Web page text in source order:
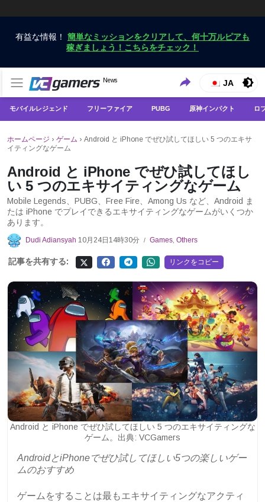
有益な情報！ 簡単なミッションをクリアして、何十万ルピアも
稼ぎましょう！こちらをチェック！
VCGamers ニュース
News
VCGamersだけで最新のゲームニュースを入手
JA
モバイルレジェンド フリーファイア PUBG 原神インパクト ロ
ホームページ › ゲーム › Android と iPhone でぜひ試してほしい 5 つのエキサ
イティングなゲーム
Android と iPhone でぜひ試してほし
い 5 つのエキサイティングなゲーム
Mobile Legends、PUBG、Free Fire、Among Us など、Android ま
たは iPhone でプレイできるエキサイティングなゲームがいくつか
あります。
Dudi Adiansyah 10月24日14時30分 / Games, Others
記事を共有する: リンクをコピー
Android と iPhone でぜひ試してほしい 5 つのエキサイティングな
ゲーム。出典: VCGamers
AndroidとiPhoneでぜひ試してほしい5つの楽しいゲー
ムのおすすめ
ゲームをすることは最もエキサイティングなアクティ